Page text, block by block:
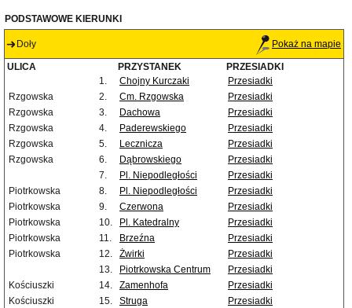
PODSTAWOWE KIERUNKI
Doły Pokaż na mapie
ULICA PRZYSTANEK
PRZESIADKI
1.
Chojny Kurczaki
Przesiadki
Rzgowska
2. Cm. Rzgowska
Przesiadki
Rzgowska
3. Dachowa
Przesiadki
Rzgowska
4. Paderewskiego
Przesiadki
Rzgowska
5. Lecznicza
Przesiadki
Rzgowska
6. Dąbrowskiego
Przesiadki
7.
Pl. Niepodległości
Przesiadki
Piotrkowska
8. Pl. Niepodległości
Przesiadki
Piotrkowska
9. Czerwona
Przesiadki
Piotrkowska
10. Pl. Katedralny
Przesiadki
Piotrkowska
11. Brzeźna
Przesiadki
Piotrkowska
12. Żwirki
Przesiadki
13.
Piotrkowska Centrum
Przesiadki
Kościuszki
14. Zamenhofa
Przesiadki
Kościuszki
15. Struga
Przesiadki